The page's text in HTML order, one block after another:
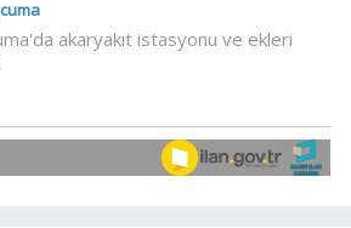
18:51 Eyüpsultan Meydanı